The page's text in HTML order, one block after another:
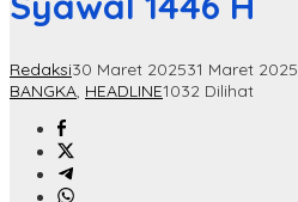
Redaksi30 Maret 202531 Maret 2025
BANGKA, HEADLINE1032 Dilihat